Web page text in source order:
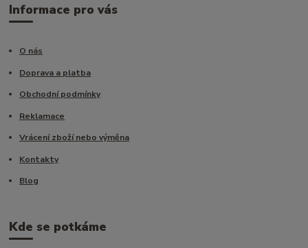
Informace pro vás
O nás
Doprava a platba
Obchodní podmínky
Reklamace
Vrácení zboží nebo výměna
Kontakty
Blog
Kde se potkáme